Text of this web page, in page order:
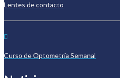
Lentes de contacto
Curso de Optometría Semanal